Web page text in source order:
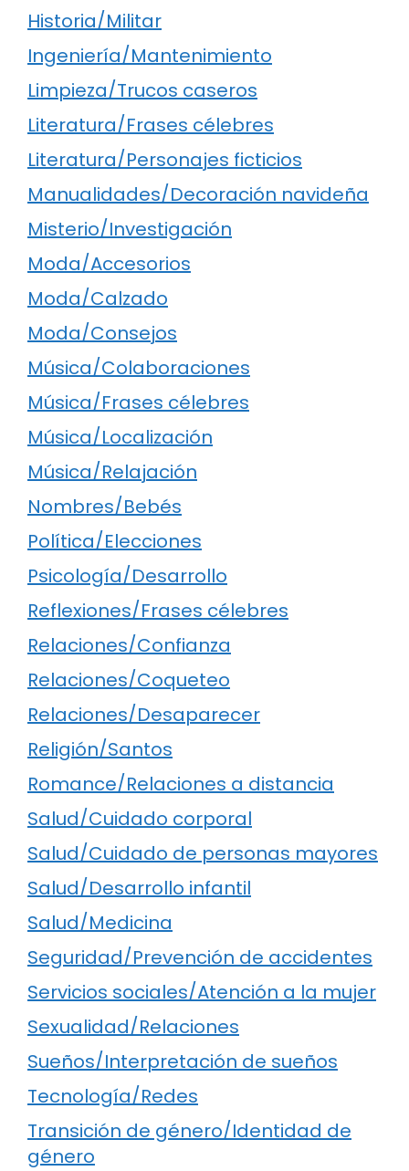
Historia/Militar
Ingeniería/Mantenimiento
Limpieza/Trucos caseros
Literatura/Frases célebres
Literatura/Personajes ficticios
Manualidades/Decoración navideña
Misterio/Investigación
Moda/Accesorios
Moda/Calzado
Moda/Consejos
Música/Colaboraciones
Música/Frases célebres
Música/Localización
Música/Relajación
Nombres/Bebés
Política/Elecciones
Psicología/Desarrollo
Reflexiones/Frases célebres
Relaciones/Confianza
Relaciones/Coqueteo
Relaciones/Desaparecer
Religión/Santos
Romance/Relaciones a distancia
Salud/Cuidado corporal
Salud/Cuidado de personas mayores
Salud/Desarrollo infantil
Salud/Medicina
Seguridad/Prevención de accidentes
Servicios sociales/Atención a la mujer
Sexualidad/Relaciones
Sueños/Interpretación de sueños
Tecnología/Redes
Transición de género/Identidad de
género